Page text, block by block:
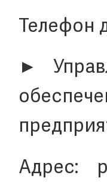
Телефон
►
Адрес: